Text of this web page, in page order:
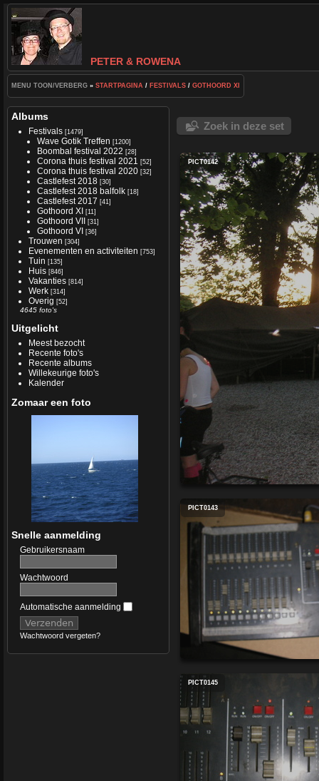
PETER & ROWENA
MENU TOON/VERBERG » STARTPAGINA / FESTIVALS/ GOTHOORD XI
Albums
Festivals [1479]
Wave Gotik Treffen [1200]
Boombal festival 2022 [28]
Corona thuis festival 2021 [52]
Corona thuis festival 2020 [32]
Castlefest 2018 [30]
Castlefest 2018 balfolk [18]
Castlefest 2017 [41]
Gothoord XI [11]
Gothoord VII [31]
Gothoord VI [36]
Trouwen [304]
Evenementen en activiteiten [753]
Tuin [135]
Huis [846]
Vakanties [814]
Werk [314]
Overig [52]
4645 foto's
Uitgelicht
Meest bezocht
Recente foto's
Recente albums
Willekeurige foto's
Kalender
Zomaar een foto
Snelle aanmelding
Gebruikersnaam
Wachtwoord
Automatische aanmelding
Wachtwoord vergeten?
Zoek in deze set
PICT0142
PICT0143
PICT0145